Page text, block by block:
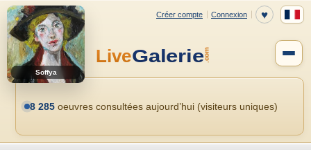
Soffya
8 285 oeuvres consultées aujourd’hui (visiteurs uniques)